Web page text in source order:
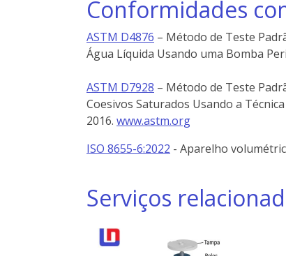
Conformidades
ASTM D4876 – Método de Teste
Água Líquida Usando uma Bomba
ASTM D7928 – Método de Teste
Coesivos Saturados Usando a
2016. www.astm.org
ISO 8655-6:2022 - Aparelho
Serviços